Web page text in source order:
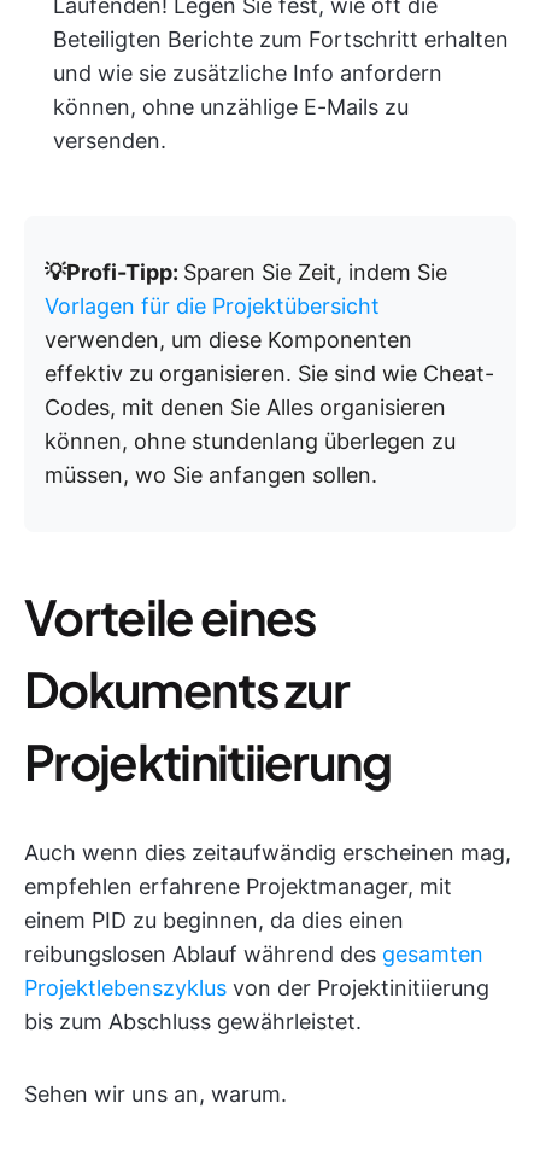
Laufenden! Legen Sie fest, wie oft die
Beteiligten Berichte zum Fortschritt erhalten
und wie sie zusätzliche Info anfordern
können, ohne unzählige E-Mails zu
versenden.
💡Profi-Tipp: Sparen Sie Zeit, indem Sie
Vorlagen für die Projektübersicht
verwenden, um diese Komponenten
effektiv zu organisieren. Sie sind wie Cheat-
Codes, mit denen Sie Alles organisieren
können, ohne stundenlang überlegen zu
müssen, wo Sie anfangen sollen.
Vorteile eines
Dokuments zur
Projektinitiierung
Auch wenn dies zeitaufwändig erscheinen mag,
empfehlen erfahrene Projektmanager, mit
einem PID zu beginnen, da dies einen
reibungslosen Ablauf während des gesamten
Projektlebenszyklus von der Projektinitiierung
bis zum Abschluss gewährleistet.
Sehen wir uns an, warum.